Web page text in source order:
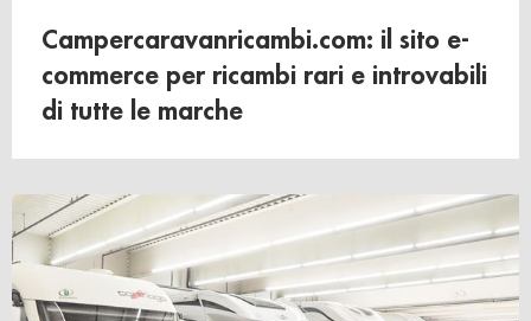
Campercaravanricambi.com: il sito e-
commerce per ricambi rari e introvabili
di tutte le marche